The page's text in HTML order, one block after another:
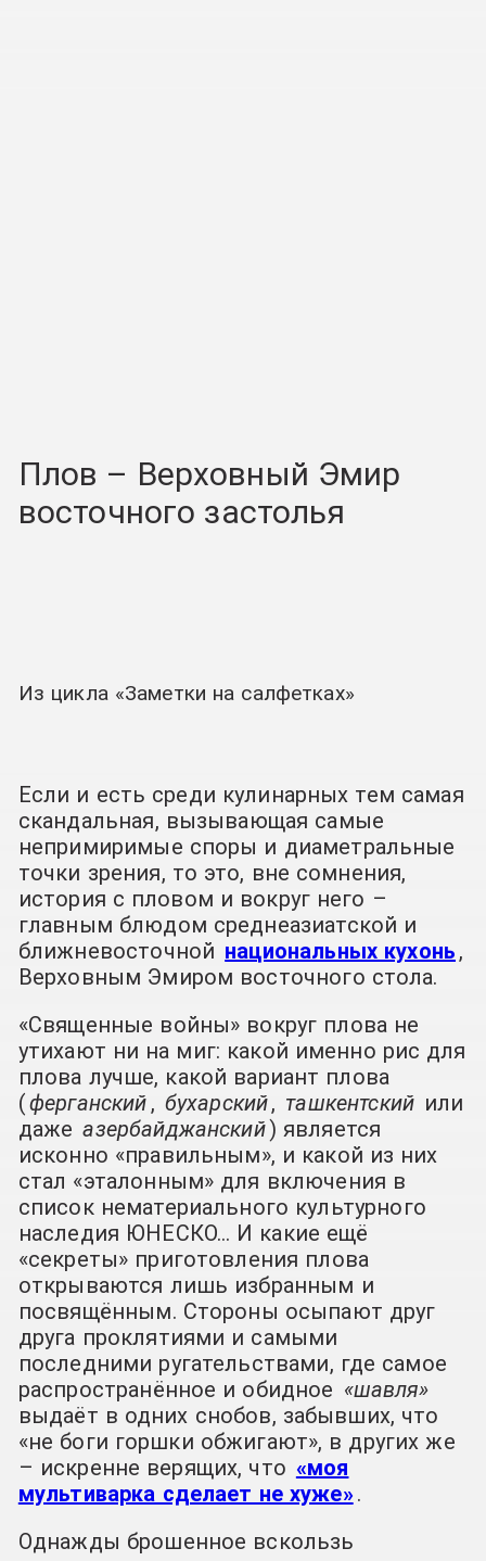
Плов – Верховный Эмир
восточного застолья
Из цикла «Заметки на салфетках»
Если и есть среди кулинарных тем самая
скандальная, вызывающая самые
непримиримые споры и диаметральные
точки зрения, то это, вне сомнения,
история с пловом и вокруг него –
главным блюдом среднеазиатской и
ближневосточной национальных кухонь ,
Верховным Эмиром восточного стола.
«Священные войны» вокруг плова не
утихают ни на миг: какой именно рис для
плова лучше, какой вариант плова
(ферганский , бухарский, ташкентский или
даже азербайджанский) является
исконно «правильным», и какой из них
стал «эталонным» для включения в
список нематериального культурного
наследия ЮНЕСКО… И какие ещё
«секреты» приготовления плова
открываются лишь избранным и
посвящённым. Стороны осыпают друг
друга проклятиями и самыми
последними ругательствами, где самое
распространённое и обидное «шавля»
выдаёт в одних снобов, забывших, что
«не боги горшки обжигают», в других же
– искренне верящих, что «моя
мультиварка сделает не хуже» .
Однажды брошенное вскользь